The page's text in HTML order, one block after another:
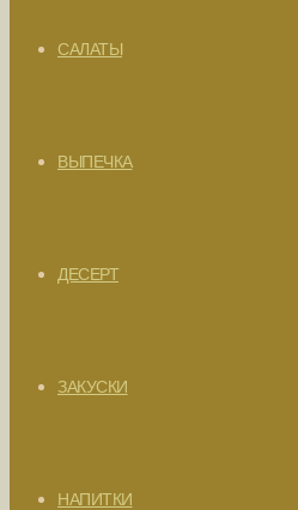
САЛАТЫ
ВЫПЕЧКА
ДЕСЕРТ
ЗАКУСКИ
НАПИТКИ